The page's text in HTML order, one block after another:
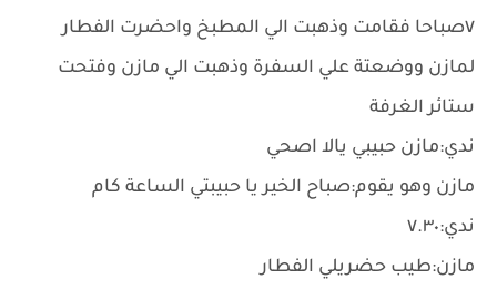
٧صباحا فقامت وذهبت الي المطبخ واحضرت الفطار
لمازن ووضعتة علي السفرة وذهبت الي مازن وفتحت
ستائر الغرفة
ندي:مازن حبيبي يالا اصحي
مازن وهو يقوم:صباح الخير يا حبيبتي الساعة كام
ندي:٧.٣٠
مازن:طيب حضريلي الفطار